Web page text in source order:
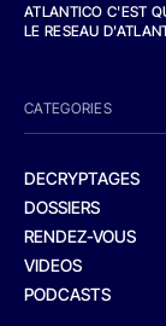
ATLANTICO C'EST
LE RESEAU
CATEGORIES
DECRYPTAGES
DOSSIERS
RENDEZ-VOUS
VIDEOS
PODCASTS